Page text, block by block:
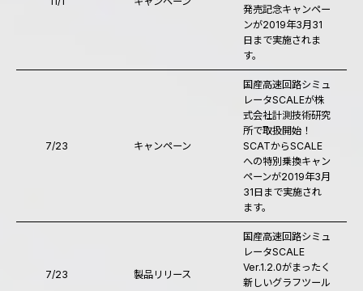
発売記念キャンペー
ンが2019年3月31
日まで実施されま
す。
7/23 キャンペーン
国産高速回路シミュ
レータSCALEが株
式会社計測技術研究
所で取扱開始！
SCATからSCALE
への特別乗換キャン
ペーンが2019年3月
31日まで実施され
ます。
7/23 製品リリース
国産高速回路シミュ
レータSCALE
Ver.1.2.0がまったく
新しいグラフツール